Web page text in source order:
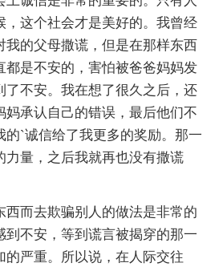
，这个社会才是美好的。我曾经
我的父母撒谎，但是在那样东西
都是不安的，害怕被爸爸妈妈发
了不安。我在想了很久之后，还
妈承认自己的错误，最后他们不
的`诚信给了我更多的奖励。那一
力量，之后我就再也没有撒谎
西而去欺骗别人的做法是非常的
到不安，等到谎言被揭穿的那一
的严重。所以说，在人际交往